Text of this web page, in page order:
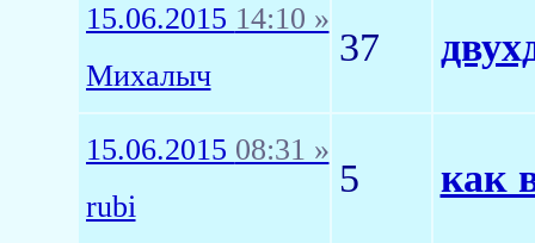
15.06.2015 14:10 »
Михалыч
37
15.06.2015 08:31 »
rubi
5 как